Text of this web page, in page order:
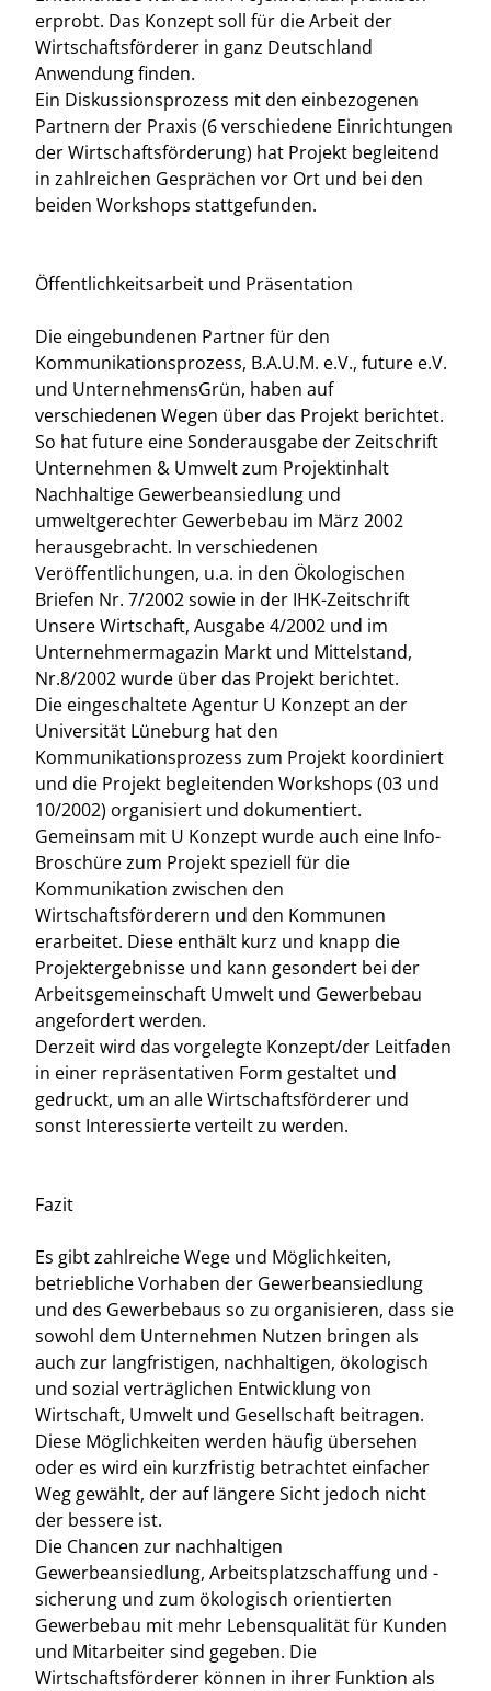
erprobt. Das Konzept soll für die Arbeit der
Wirtschaftsförderer in ganz Deutschland
Anwendung finden.
Ein Diskussionsprozess mit den einbezogenen
Partnern der Praxis (6 verschiedene Einrichtungen
der Wirtschaftsförderung) hat Projekt begleitend
in zahlreichen Gesprächen vor Ort und bei den
beiden Workshops stattgefunden.
Öffentlichkeitsarbeit und Präsentation
Die eingebundenen Partner für den
Kommunikationsprozess, B.A.U.M. e.V., future e.V.
und UnternehmensGrün, haben auf
verschiedenen Wegen über das Projekt berichtet.
So hat future eine Sonderausgabe der Zeitschrift
Unternehmen & Umwelt zum Projektinhalt
Nachhaltige Gewerbeansiedlung und
umweltgerechter Gewerbebau im März 2002
herausgebracht. In verschiedenen
Veröffentlichungen, u.a. in den Ökologischen
Briefen Nr. 7/2002 sowie in der IHK-Zeitschrift
Unsere Wirtschaft, Ausgabe 4/2002 und im
Unternehmermagazin Markt und Mittelstand,
Nr.8/2002 wurde über das Projekt berichtet.
Die eingeschaltete Agentur U Konzept an der
Universität Lüneburg hat den
Kommunikationsprozess zum Projekt koordiniert
und die Projekt begleitenden Workshops (03 und
10/2002) organisiert und dokumentiert.
Gemeinsam mit U Konzept wurde auch eine Info-
Broschüre zum Projekt speziell für die
Kommunikation zwischen den
Wirtschaftsförderern und den Kommunen
erarbeitet. Diese enthält kurz und knapp die
Projektergebnisse und kann gesondert bei der
Arbeitsgemeinschaft Umwelt und Gewerbebau
angefordert werden.
Derzeit wird das vorgelegte Konzept/der Leitfaden
in einer repräsentativen Form gestaltet und
gedruckt, um an alle Wirtschaftsförderer und
sonst Interessierte verteilt zu werden.
Fazit
Es gibt zahlreiche Wege und Möglichkeiten,
betriebliche Vorhaben der Gewerbeansiedlung
und des Gewerbebaus so zu organisieren, dass sie
sowohl dem Unternehmen Nutzen bringen als
auch zur langfristigen, nachhaltigen, ökologisch
und sozial verträglichen Entwicklung von
Wirtschaft, Umwelt und Gesellschaft beitragen.
Diese Möglichkeiten werden häufig übersehen
oder es wird ein kurzfristig betrachtet einfacher
Weg gewählt, der auf längere Sicht jedoch nicht
der bessere ist.
Die Chancen zur nachhaltigen
Gewerbeansiedlung, Arbeitsplatzschaffung und -
sicherung und zum ökologisch orientierten
Gewerbebau mit mehr Lebensqualität für Kunden
und Mitarbeiter sind gegeben. Die
Wirtschaftsförderer können in ihrer Funktion als